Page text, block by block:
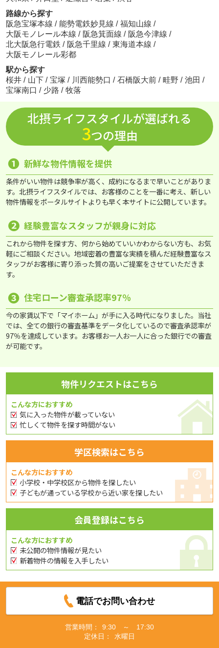
路線から探す
阪急宝塚本線 / 能勢電鉄妙見線 / 福知山線 /
大阪モノレール本線 / 阪急箕面線 / 阪急今津線 /
北大阪急行電鉄 / 阪急千里線 / 東海道本線 /
大阪モノレール彩都
駅から探す
桜井 / 山下 / 宝塚 / 川西能勢口 / 石橋阪大前 / 畦野 / 池田 /
宝塚南口 / 少路 / 牧落
北摂ライフスタイルが選ばれる
3つの理由
❶ 新鮮な物件情報を提供
条件がいい物件は競争率が高く、成約になるまで早いことがありま
す。北摂ライフスタイルでは、お客様のことを一番に考え、新しい
物件情報をポータルサイトよりも早く本サイトに公開しています。
❷ 経験豊富なスタッフが親身に対応
これから物件を探す方、何から始めていいかわからない方も、お気
軽にご相談ください。地域密着の豊富な実績を積んだ経験豊富なス
タッフがお客様に寄り添った質の高いご提案をさせていただきま
す。
❸ 住宅ローン審査承認率97％
今の家賃以下で「マイホーム」が手に入る時代になりました。当社
では、全ての銀行の審査基準をデータ化しているので審査承認率が
97％を達成しています。お客様お一人お一人に合った銀行での審査
が可能です。
物件リクエストはこちら
こんな方におすすめ
気に入った物件が載っていない
忙しくて物件を探す時間がない
学区検索はこちら
こんな方におすすめ
小学校・中学校区から物件を探したい
子どもが通っている学校から近い家を探したい
会員登録はこちら
こんな方におすすめ
未公開の物件情報が見たい
新着物件の情報を入手したい
電話でお問い合わせ
営業時間：
9:30 ～ 17:30
定休日：
水曜日